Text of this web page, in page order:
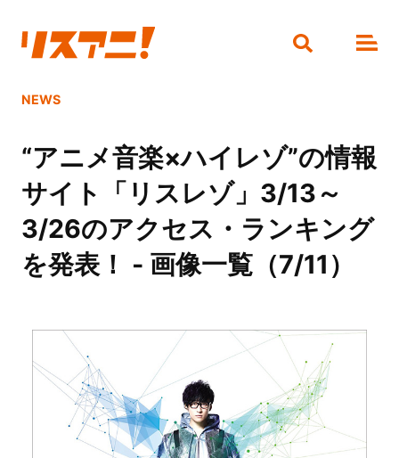
NEWS
“アニメ音楽×ハイレゾ”の情報
サイト「リスレゾ」3/13～
3/26のアクセス・ランキング
を発表！ - 画像一覧（7/11）